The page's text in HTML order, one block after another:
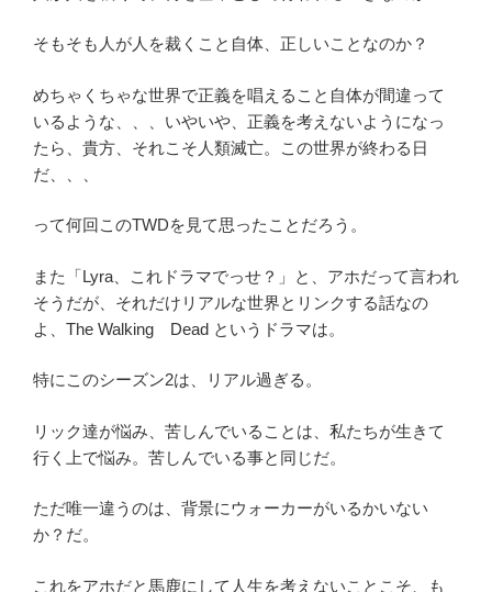
は
達!”
Final”
そもそも人が人を裁くこと自体、正しいことなのか？
めちゃくちゃな世界で正義を唱えること自体が間違って
いるような、、、いやいや、正義を考えないようになっ
たら、貴方、それこそ人類滅亡。この世界が終わる日
だ、、、
って何回このTWDを見て思ったことだろう。
また「Lyra、これドラマでっせ？」と、アホだって言われ
そうだが、それだけリアルな世界とリンクする話なの
よ、The Walking Dead というドラマは。
特にこのシーズン2は、リアル過ぎる。
リック達が悩み、苦しんでいることは、私たちが生きて
行く上で悩み。苦しんでいる事と同じだ。
ただ唯一違うのは、背景にウォーカーがいるかいない
か？だ。
これをアホだと馬鹿にして人生を考えないことこそ、も